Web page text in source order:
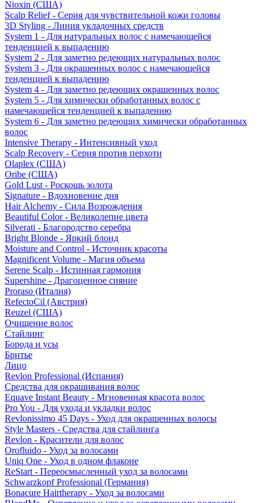
Nioxin (США)
Scalp Relief - Серия для чувствительной кожи головы
3D Styling - Линия укладочных средств
System 1 - Для натуральных волос с намечающейся
тенденцией к выпадению
System 2 - Для заметно редеющих натуральных волос
System 3 - Для окрашенных волос с намечающейся
тенденцией к выпадению
System 4 - Для заметно редеющих окрашенных волос
System 5 - Для химически обработанных волос с
намечающейся тенденцией к выпадению
System 6 - Для заметно редеющих химически обработанных
волос
Intensive Therapy - Интенсивный уход
Scalp Recovery - Серия против перхоти
Olaplex (США)
Oribe (США)
Gold Lust - Роскошь золота
Signature - Вдохновение дня
Hair Alchemy - Сила Возрождения
Beautiful Color - Великолепие цвета
Silverati - Благородство серебра
Bright Blonde - Яркий блонд
Moisture and Control - Источник красоты
Magnificent Volume - Магия объема
Serene Scalp - Истинная гармония
Supershine - Драгоценное сияние
Proraso (Италия)
RefectoCil (Австрия)
Reuzel (США)
Очищение волос
Стайлинг
Борода и усы
Бритье
Лицо
Revlon Professional (Испания)
Средства для окрашивания волос
Equave Instant Beauty - Мгновенная красота волос
Pro You - Для ухода и укладки волос
Revlonissimo 45 Days - Уход для окрашенных волосы
Style Masters - Средства для стайлинга
Revlon - Красители для волос
Orofluido - Уход за волосами
Uniq One - Уход в одном флаконе
ReStart - Переосмысленный уход за волосами
Schwarzkopf Professional (Германия)
Bonacure Hairtherapy - Уход за волосами